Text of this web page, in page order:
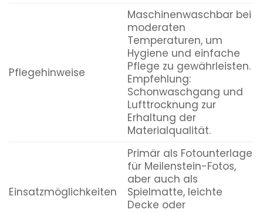
Pflegehinweise
Maschinenwaschbar bei
moderaten
Temperaturen, um
Hygiene und einfache
Pflege zu gewährleisten.
Empfehlung:
Schonwaschgang und
Lufttrocknung zur
Erhaltung der
Materialqualität.
Einsatzmöglichkeiten
Primär als Fotounterlage
für Meilenstein-Fotos,
aber auch als
Spielmatte, leichte
Decke oder